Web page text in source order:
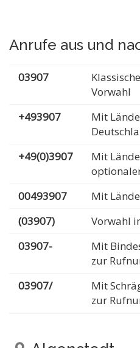
Anrufe aus und
03907
Vorwahl
+493907
Mit
+49(0)3907
Mit
00493907
Mit
(03907)
Vorwahl
03907-
Mit
zur
03907/
Mit
zur